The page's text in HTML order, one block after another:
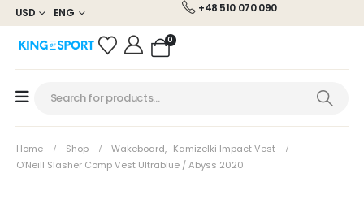
USD ENG +48 510 070 090
0
Home Shop Wakeboard, Kamizelki Impact Vest
O’Neill Slasher Comp Vest Ultrablue / Abyss 2020